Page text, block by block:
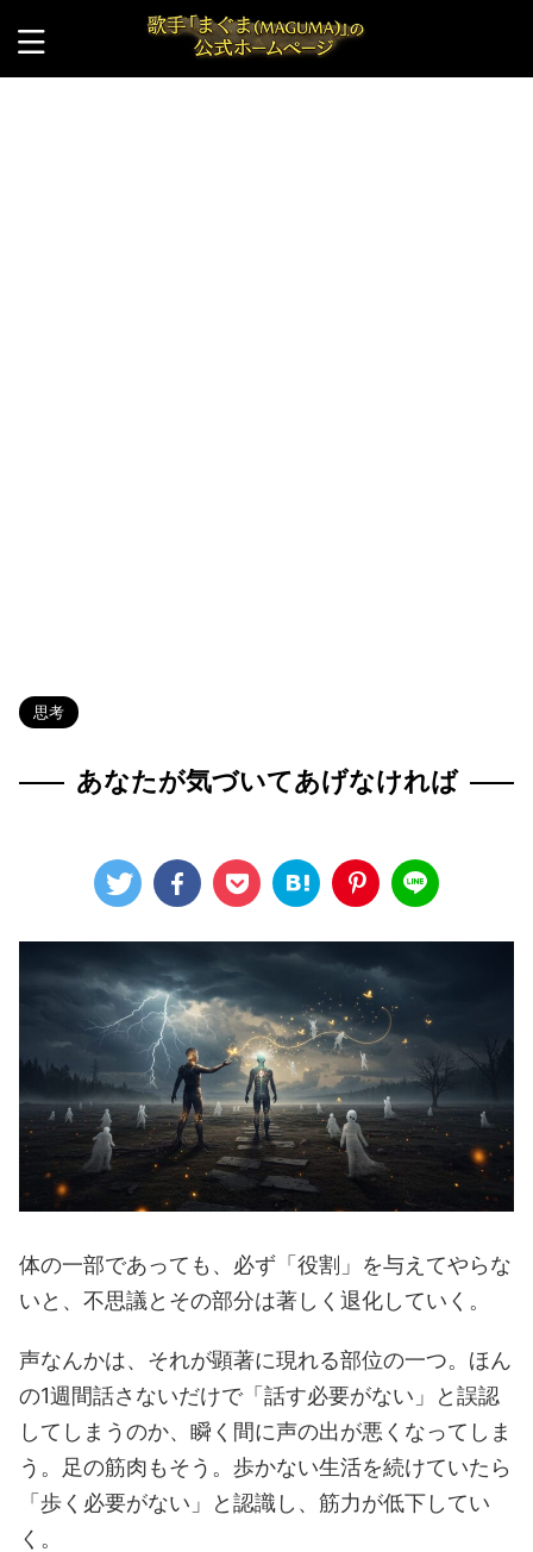
思考
あなたが気づいてあげなければ
体の一部であっても、必ず「役割」を与えてやらな
いと、不思議とその部分は著しく退化していく。
声なんかは、それが顕著に現れる部位の一つ。ほん
の1週間話さないだけで「話す必要がない」と誤認
してしまうのか、瞬く間に声の出が悪くなってしま
う。足の筋肉もそう。歩かない生活を続けていたら
「歩く必要がない」と認識し、筋力が低下してい
く。